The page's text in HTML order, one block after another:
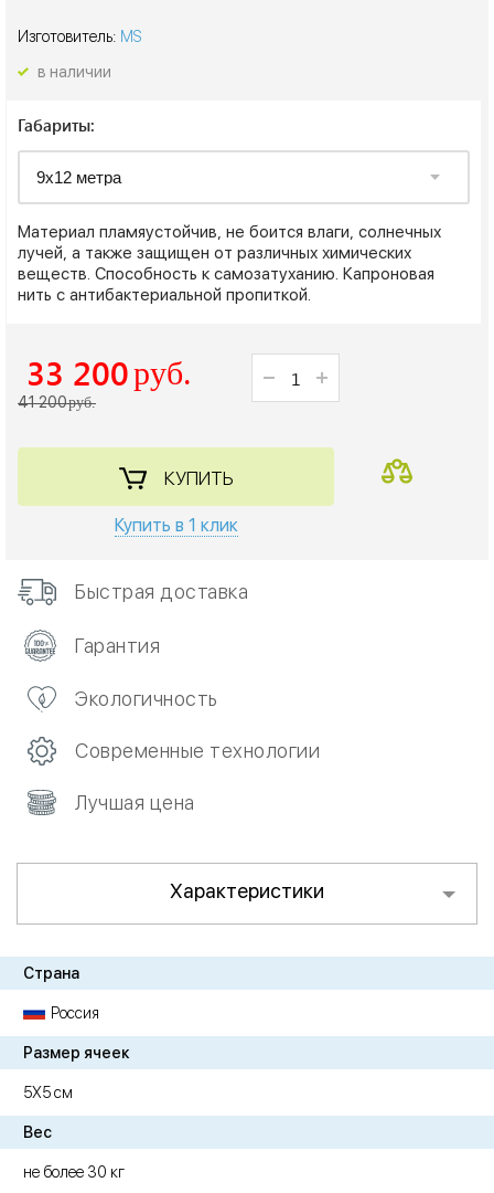
Изготовитель: MS
в наличии
Габариты:
Материал пламяустойчив, не боится влаги, солнечных
лучей, а также защищен от различных химических
веществ. Способность к самозатуханию. Капроновая
нить с антибактериальной пропиткой.
33 200 руб.
41 200руб.
КУПИТЬ
Купить в 1 клик
Быстрая доставка
Гарантия
Экологичность
Современные технологии
Лучшая цена
Характеристики
Страна
Россия
Размер ячеек
5Х5 см
Вес
не более 30 кг